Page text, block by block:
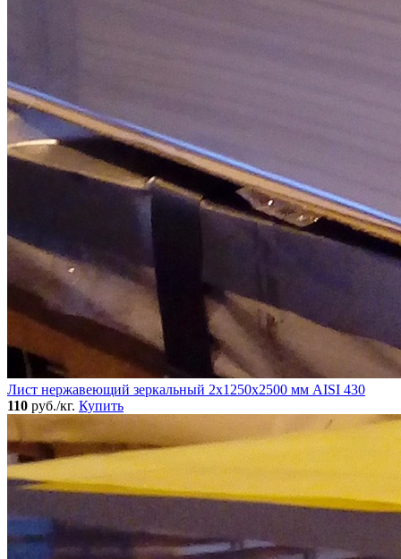
Лист нержавеющий зеркальный 2х1250х2500 мм AISI 430
110 руб./кг. Купить